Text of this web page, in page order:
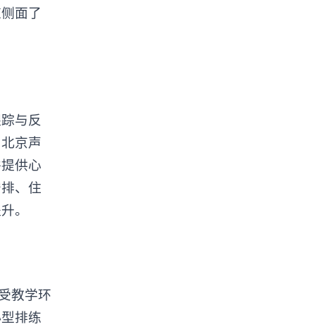
面了
与反
京声
供心
、住
。
教学环
排练